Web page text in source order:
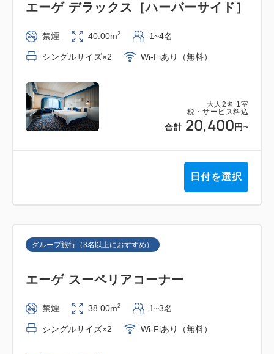
大人 2名 1室
税・サービス料込
合計 20,400 円~
エーゲ デラックス［ハーバーサイド］
禁煙 40.00m2 1~4名
シングルサイズ×2 Wi-Fiあり（無料）
日付を選択
グループ旅行（3名以上におすすめ）
エーゲ スーペリアコーナー
禁煙 38.00m2 1~3名
シングルサイズ×2 Wi-Fiあり（無料）